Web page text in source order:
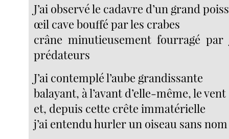
J’ai observé le cadavre d’un grand
œil cave bouffé par les crabes
crâne minutieusement fourragé
prédateurs
J’ai contemplé l’aube grandissante
balayant, à l’avant d’elle-même, le
et, depuis cette crête immatérielle
j’ai entendu hurler un oiseau sans nom